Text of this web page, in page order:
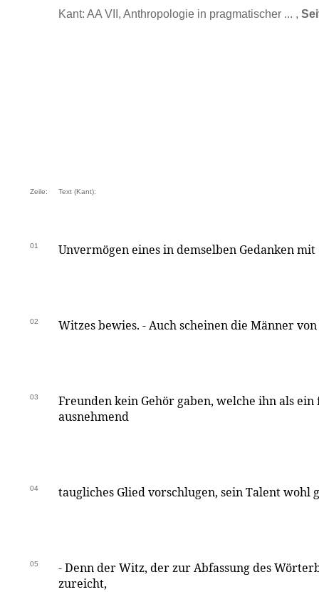
Kant: AA VII, Anthropologie in pragmatischer ... ,
Zeile: Text (Kant):
01 Unvermögen eines in demselben Gedanken
02 Witzes bewies. - Auch scheinen die Männer
03
Freunden kein Gehör gaben, welche ihn als
ausnehmend
04 taugliches Glied vorschlugen, sein Talent wohl
05
- Denn der Witz, der zur Abfassung des
zureicht,